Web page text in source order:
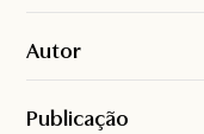
Autor
Publicação